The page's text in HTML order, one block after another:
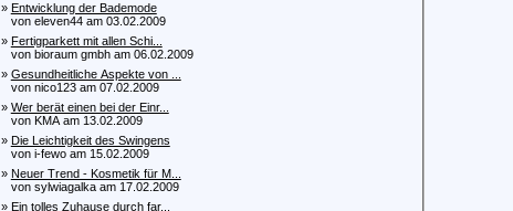
» Entwicklung der Bademode
von eleven44 am 03.02.2009
» Fertigparkett mit allen Schi...
von bioraum gmbh am 06.02.2009
» Gesundheitliche Aspekte von ...
von nico123 am 07.02.2009
» Wer berät einen bei der Einr...
von KMA am 13.02.2009
» Die Leichtigkeit des Swingens
von i-fewo am 15.02.2009
» Neuer Trend - Kosmetik für M...
von sylwiagalka am 17.02.2009
» Ein tolles Zuhause durch far...